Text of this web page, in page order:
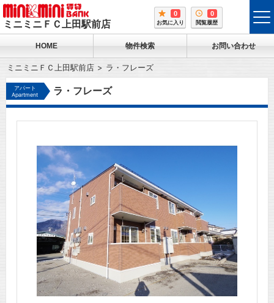
ミニミニＦＣ上田駅前店
0
お気に入り
0
閲覧履歴
HOME 物件検索 お問い合わせ
ミニミニＦＣ上田駅前店 ラ・フレーズ
アパート
Apartment
ラ・フレーズ